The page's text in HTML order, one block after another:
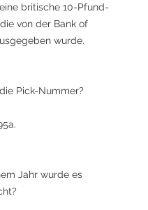
britische 10-Pfund-
von der Bank of
wurde.
Pick-Nummer?
Jahr wurde es